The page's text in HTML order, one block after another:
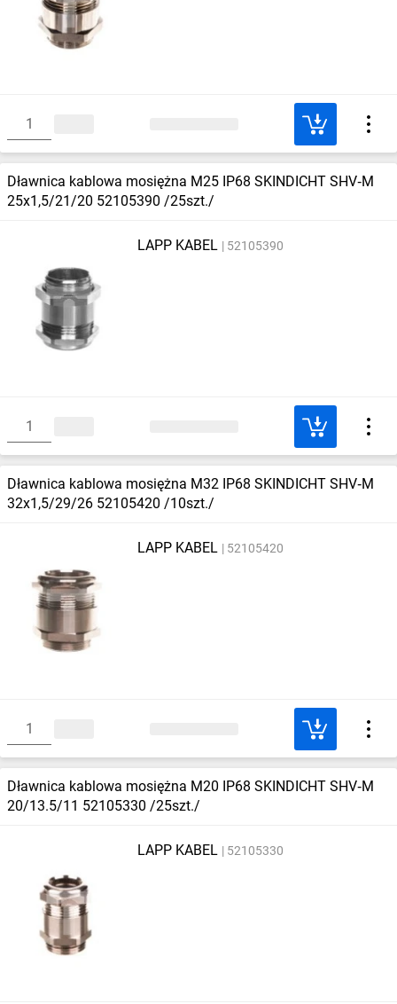
Dławnica kablowa mosiężna M25 IP68 SKINDICHT SHV‑M
25x1,5/21/20 52105390 /25szt./
LAPP KABEL 52105390
Dławnica kablowa mosiężna M32 IP68 SKINDICHT SHV‑M
32x1,5/29/26 52105420 /10szt./
LAPP KABEL 52105420
Dławnica kablowa mosiężna M20 IP68 SKINDICHT SHV‑M
20/13.5/11 52105330 /25szt./
LAPP KABEL 52105330